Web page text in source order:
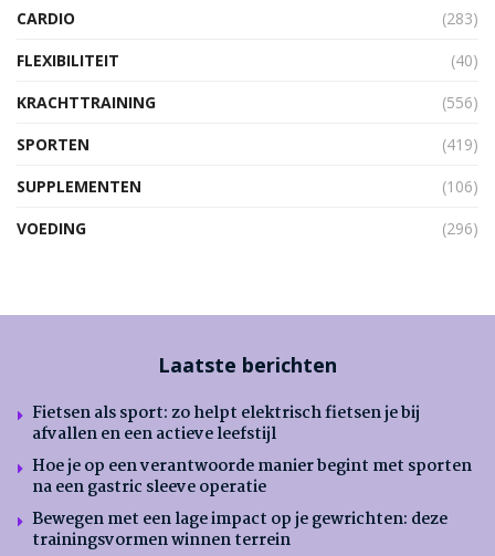
CARDIO
(283)
FLEXIBILITEIT
(40)
KRACHTTRAINING
(556)
SPORTEN
(419)
SUPPLEMENTEN
(106)
VOEDING
(296)
Laatste berichten
Fietsen als sport: zo helpt elektrisch fietsen je bij
afvallen en een actieve leefstijl
Hoe je op een verantwoorde manier begint met sporten
na een gastric sleeve operatie
Bewegen met een lage impact op je gewrichten: deze
trainingsvormen winnen terrein